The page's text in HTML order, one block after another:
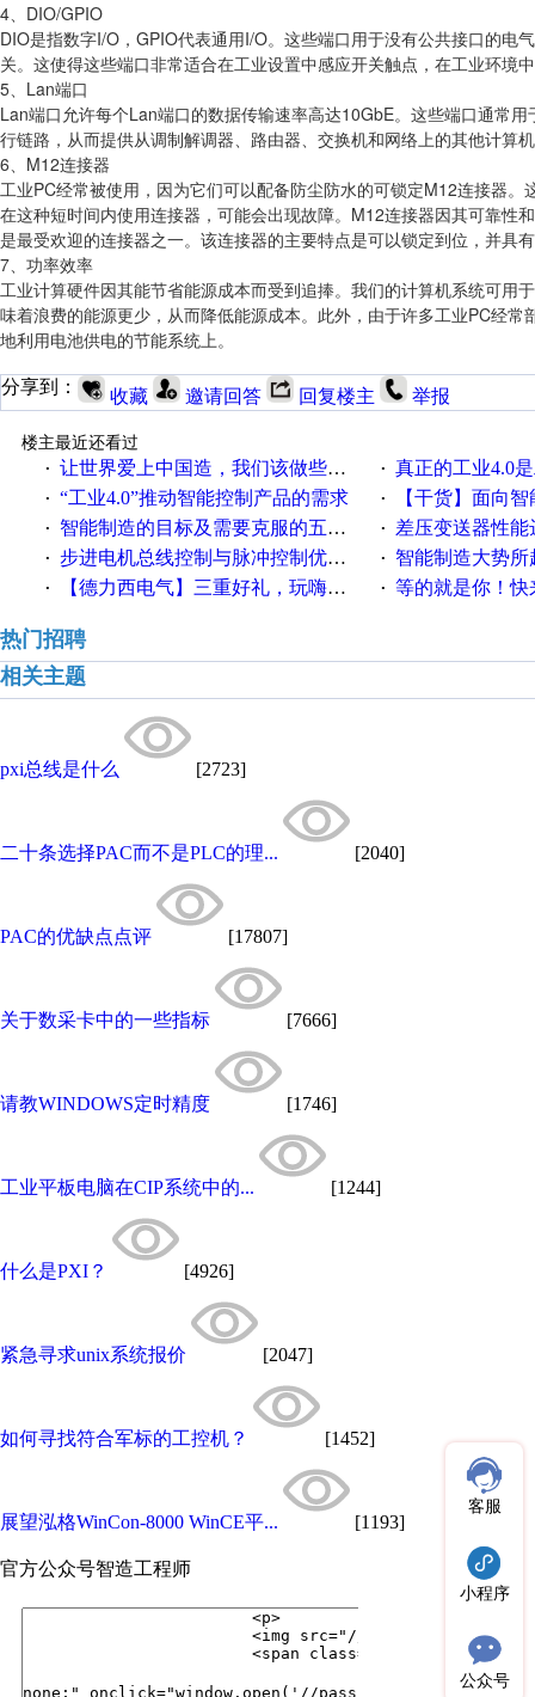
4、DIO/GPIO
DIO是指数字I/O，GPIO代表通用I/O。这些端口用于没有公共接口的电
关。这使得这些端口非常适合在工业设置中感应开关触点，在工业环境
5、Lan端口
Lan端口允许每个Lan端口的数据传输速率高达10GbE。这些端口通常
行链路，从而提供从调制解调器、路由器、交换机和网络上的其他计
6、M12连接器
工业PC经常被使用，因为它们可以配备防尘防水的可锁定M12连接器
在这种短时间内使用连接器，可能会出现故障。M12连接器因其可靠性
是最受欢迎的连接器之一。该连接器的主要特点是可以锁定到位，并具
7、功率效率
工业计算硬件因其能节省能源成本而受到追捧。我们的计算机系统可用
味着浪费的能源更少，从而降低能源成本。此外，由于许多工业PC经
地利用电池供电的节能系统上。
分享到： 收藏 邀请回答 回复楼主 举报
楼主最近还看过
· 让世界爱上中国造，我们该做些什么 · 真正的工业4.0
· “工业4.0”推动智能控制产品的需求 · 【干货】面向
· 智能制造的目标及需要克服的五个障碍 · 差压变送器性能达
· 步进电机总线控制与脉冲控制优缺点 · 智能制造大势所趋
· 【德力西电气】三重好礼，玩嗨夏日！ · 等的就是你！快来
热门招聘
相关主题
pxi总线是什么 [2723]
二十条选择PAC而不是PLC的理... [2040]
PAC的优缺点点评 [17807]
关于数采卡中的一些指标 [7666]
请教WINDOWS定时精度 [1746]
工业平板电脑​在CIP系统中的... [1244]
什么是PXI？ [4926]
紧急寻求unix系统报价 [2047]
如何寻找符合军标的工控机？ [1452]
展望泓格WinCon-8000 WinCE平... [1193]
官方公众号智造工程师
客服
小程序
公众号